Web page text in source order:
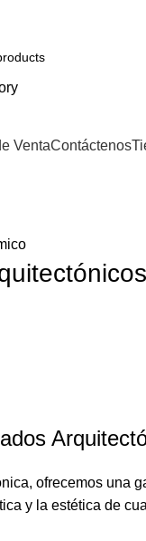
VentaContáctenos
, ofrecemos una
y la estética de